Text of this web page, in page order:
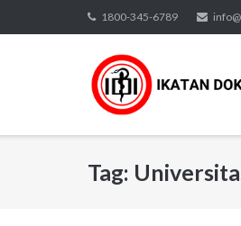
to
1800-345-6789
Tag: